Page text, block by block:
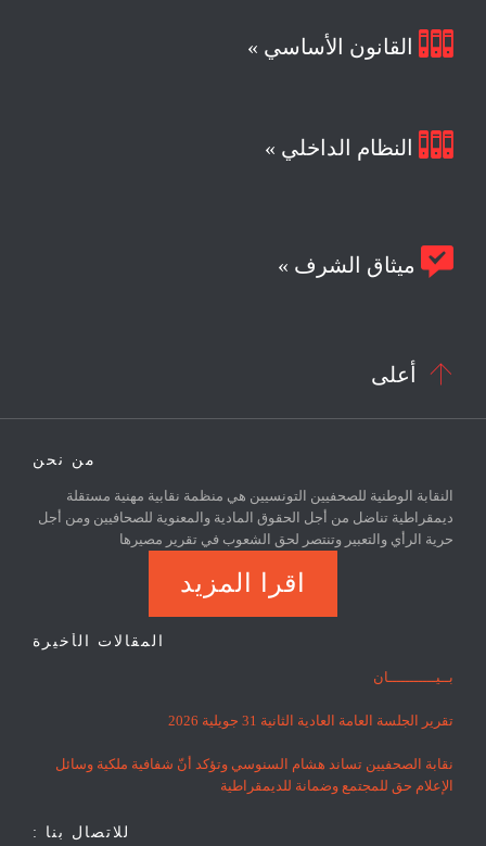
 القانون الأساسي »
 النظام الداخلي »
 ميثاق الشرف »
 أعلى
من نحن
النقابة الوطنية للصحفيين التونسيين هي منظمة نقابية مهنية مستقلة
ديمقراطية تناضل من أجل الحقوق المادية والمعنوية للصحافيين ومن أجل
حرية الرأي والتعبير وتنتصر لحق الشعوب في تقرير مصيرها
اقرا المزيد
المقالات الأخيرة
بــيـــــــــــان
تقرير الجلسة العامة العادية الثانية 31 جويلية 2026
نقابة الصحفيين تساند هشام السنوسي وتؤكد أنّ شفافية ملكية وسائل
الإعلام حق للمجتمع وضمانة للديمقراطية
للاتصال بنا :